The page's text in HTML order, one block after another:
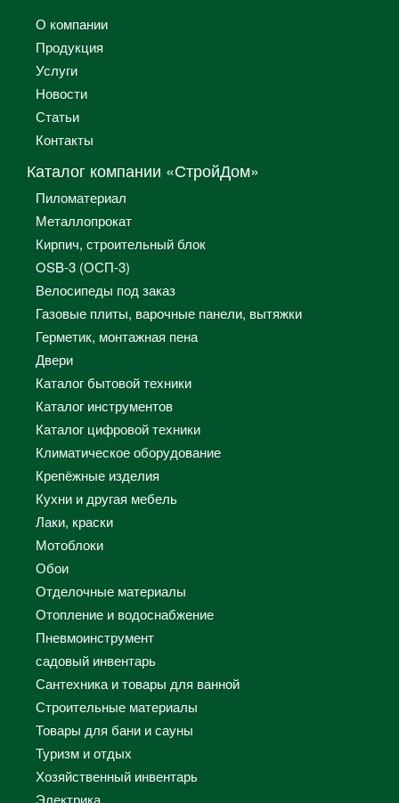
О компании
Продукция
Услуги
Новости
Статьи
Контакты
Каталог компании «СтройДом»
Пиломатериал
Металлопрокат
Кирпич, строительный блок
OSB-3 (ОСП-3)
Велосипеды под заказ
Газовые плиты, варочные панели, вытяжки
Герметик, монтажная пена
Двери
Каталог бытовой техники
Каталог инструментов
Каталог цифровой техники
Климатическое оборудование
Крепёжные изделия
Кухни и другая мебель
Лаки, краски
Мотоблоки
Обои
Отделочные материалы
Отопление и водоснабжение
Пневмоинструмент
садовый инвентарь
Сантехника и товары для ванной
Строительные материалы
Товары для бани и сауны
Туризм и отдых
Хозяйственный инвентарь